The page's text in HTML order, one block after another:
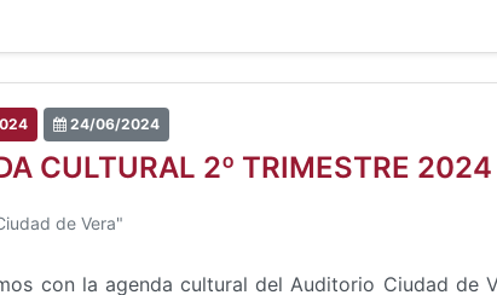
24/06/2024
CULTURAL 2º TRIMESTRE 2024
de Vera"
con la agenda cultural del Auditorio Ciudad de